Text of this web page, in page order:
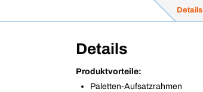
Details
Details
Produktvorteile:
Paletten-Aufsatzrahmen